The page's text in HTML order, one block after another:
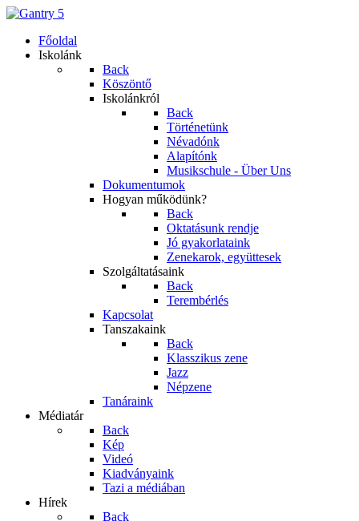
Főoldal
Iskolánk
Back
Köszöntő
Iskolánkról
Back
Történetünk
Névadónk
Alapítónk
Musikschule - Über Uns
Dokumentumok
Hogyan működünk?
Back
Oktatásunk rendje
Jó gyakorlataink
Zenekarok, együttesek
Szolgáltatásaink
Back
Terembérlés
Kapcsolat
Tanszakaink
Back
Klasszikus zene
Jazz
Népzene
Tanáraink
Médiatár
Back
Kép
Videó
Kiadványaink
Tazi a médiában
Hírek
Back